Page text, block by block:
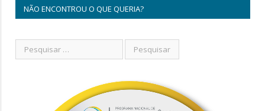
NÃO ENCONTROU O QUE QUERIA?